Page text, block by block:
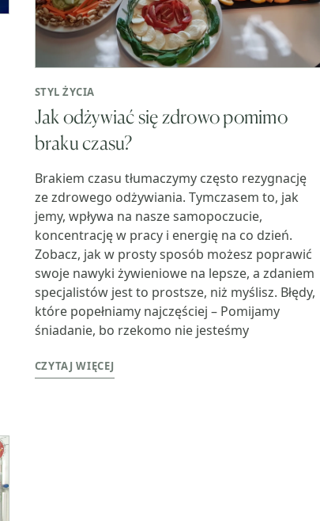
STYL ŻYCIA
Jak odżywiać się zdrowo pomimo
braku czasu?
Brakiem czasu tłumaczymy często rezygnację
ze zdrowego odżywiania. Tymczasem to, jak
jemy, wpływa na nasze samopoczucie,
koncentrację w pracy i energię na co dzień.
Zobacz, jak w prosty sposób możesz poprawić
swoje nawyki żywieniowe na lepsze, a zdaniem
specjalistów jest to prostsze, niż myślisz. Błędy,
które popełniamy najczęściej – Pomijamy
śniadanie, bo rzekomo nie jesteśmy
CZYTAJ WIĘCEJ